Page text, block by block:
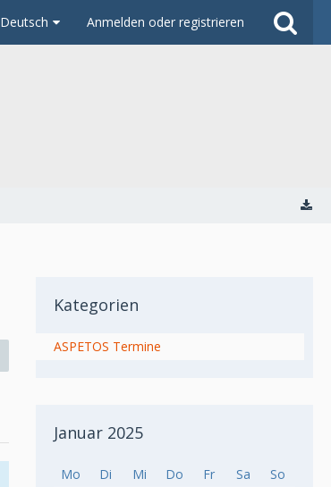
Deutsch Anmelden oder registrieren
Kategorien
ASPETOS Termine
Januar 2025
Mo Di Mi Do Fr Sa
So